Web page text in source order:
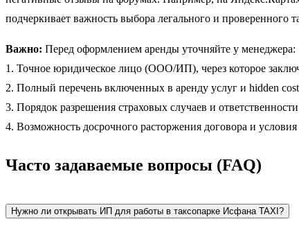
подчеркивает важность выбора легального и проверенного
Важно: Перед оформлением аренды уточняйте у менеджера:
1. Точное юридическое лицо (ООО/ИП), через которое
2. Полный перечень включенных в аренду услуг и hidden
3. Порядок разрешения страховых случаев и
4. Возможность досрочного расторжения договора и условия
Часто задаваемые вопросы (FAQ)
Нужно ли открывать ИП для работы в таксопарке Исфана TAXI?